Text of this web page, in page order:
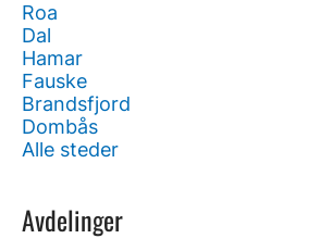
Roa
Dal
Hamar
Fauske
Brandsfjord
Dombås
Alle steder
Avdelinger